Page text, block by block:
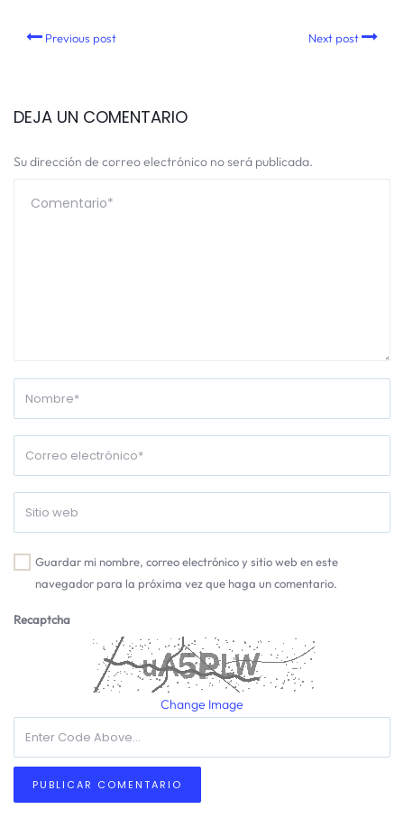
Previous post Next post
DEJA UN COMENTARIO
Su dirección de correo electrónico no será publicada.
Guardar mi nombre, correo electrónico y sitio web en este
navegador para la próxima vez que haga un comentario.
Recaptcha
Change Image